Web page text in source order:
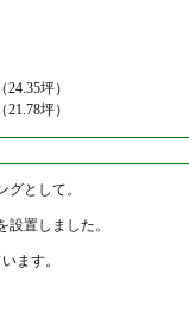
坪）
坪）
として。
置しました。
ます。